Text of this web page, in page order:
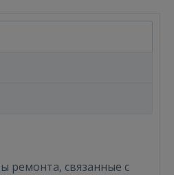
ремонта, связанные с